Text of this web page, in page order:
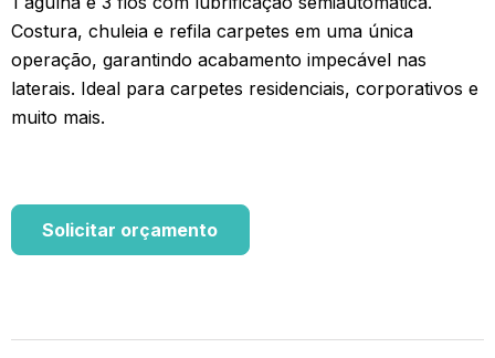
Costura, chuleia e refila carpetes em uma única
operação, garantindo acabamento impecável nas
laterais. Ideal para carpetes residenciais, corporativos e
muito mais.
Solicitar orçamento